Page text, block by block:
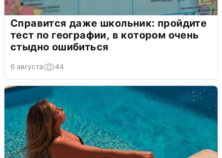
Справится даже школьник: пройдите
тест по географии, в котором очень
стыдно ошибиться
6 августа 44